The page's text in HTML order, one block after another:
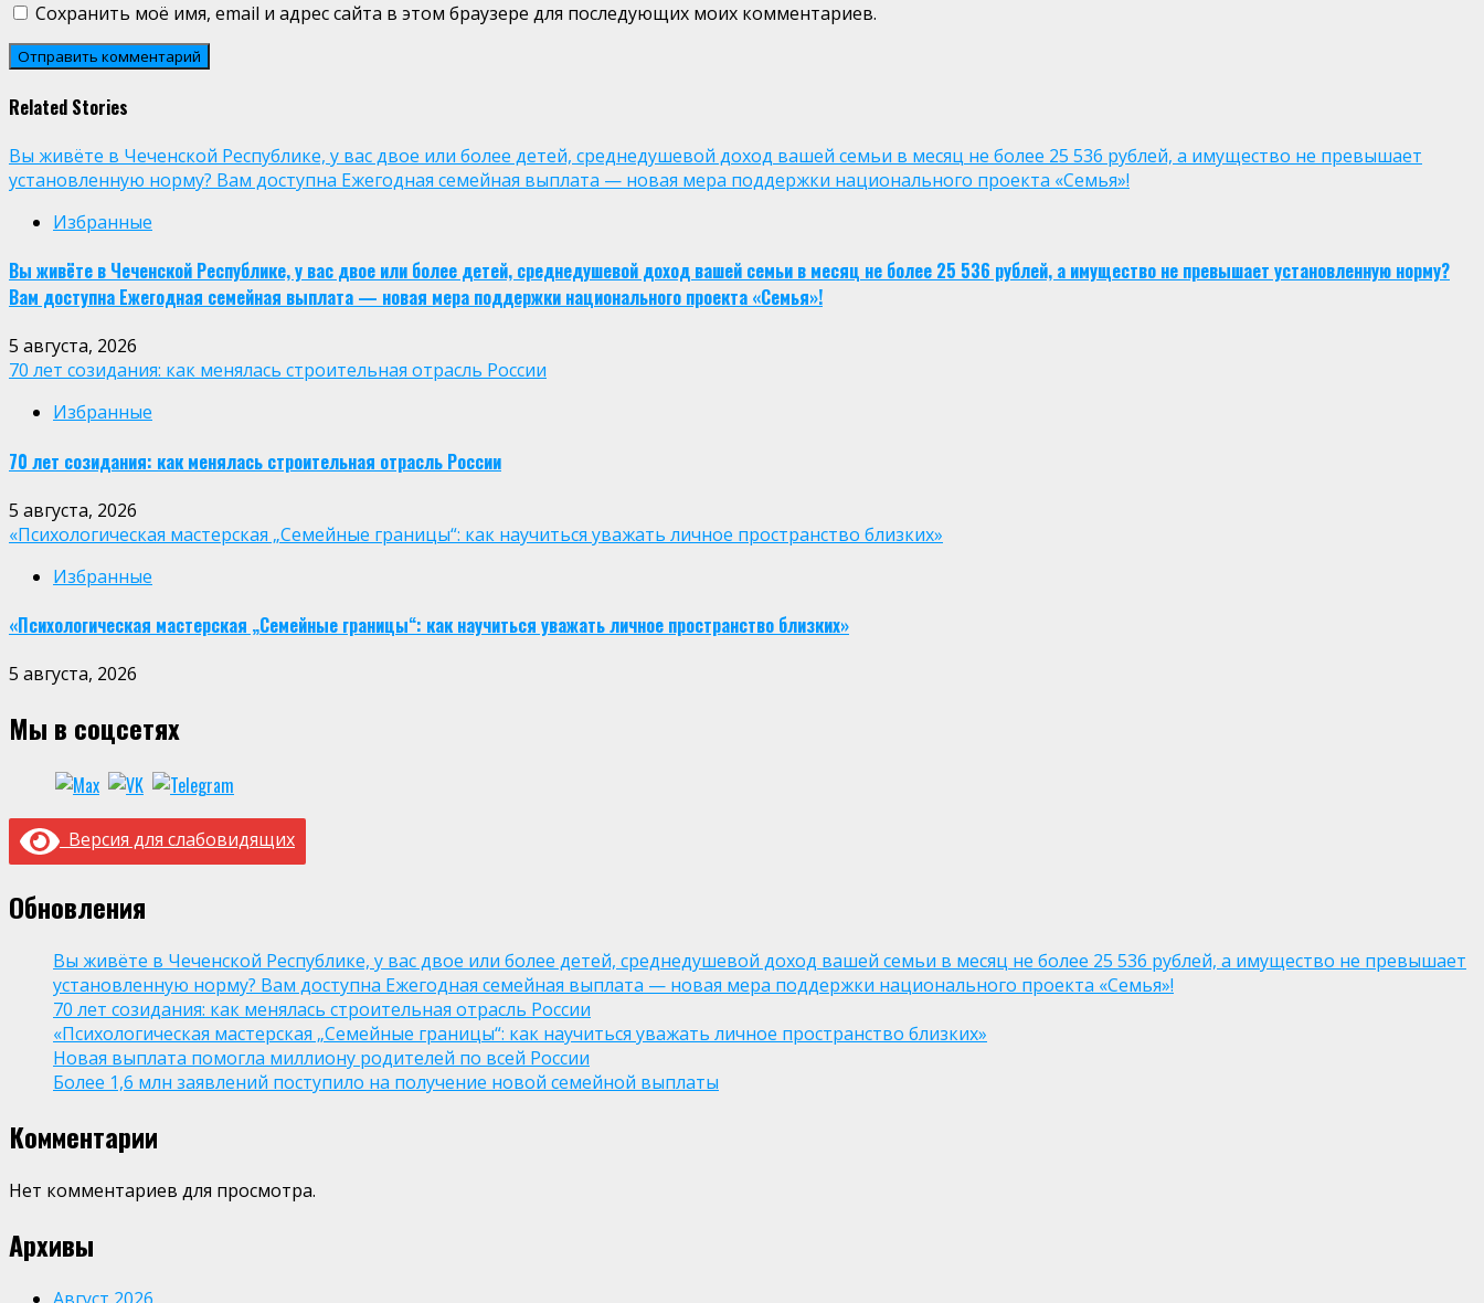
Сохранить моё имя, email и адрес сайта в этом браузере для последующих моих комментариев.
Related Stories
Вы живёте в Чеченской Республике, у вас двое или более детей, среднедушевой доход вашей семьи в месяц не более 25 536 рублей, а имущество не превышает
установленную норму? Вам доступна Ежегодная семейная выплата — новая мера поддержки национального проекта «Семья»!
Избранные
Вы живёте в Чеченской Республике, у вас двое или более детей, среднедушевой доход вашей семьи в месяц не более 25 536 рублей, а имущество не превышает установленную норму?
Вам доступна Ежегодная семейная выплата — новая мера поддержки национального проекта «Семья»!
5 августа, 2026
70 лет созидания: как менялась строительная отрасль России
Избранные
70 лет созидания: как менялась строительная отрасль России
5 августа, 2026
«Психологическая мастерская „Семейные границы“: как научиться уважать личное пространство близких»
Избранные
«Психологическая мастерская „Семейные границы“: как научиться уважать личное пространство близких»
5 августа, 2026
Мы в соцсетях
Версия для слабовидящих
Обновления
Вы живёте в Чеченской Республике, у вас двое или более детей, среднедушевой доход вашей семьи в месяц не более 25 536 рублей, а имущество не превышает
установленную норму? Вам доступна Ежегодная семейная выплата — новая мера поддержки национального проекта «Семья»!
70 лет созидания: как менялась строительная отрасль России
«Психологическая мастерская „Семейные границы“: как научиться уважать личное пространство близких»
Новая выплата помогла миллиону родителей по всей России
Более 1,6 млн заявлений поступило на получение новой семейной выплаты
Комментарии
Нет комментариев для просмотра.
Архивы